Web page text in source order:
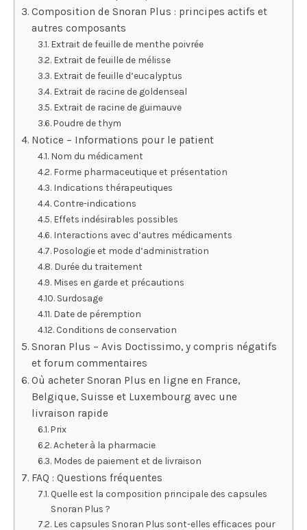
Composition de Snoran Plus : principes actifs et
autres composants
Extrait de feuille de menthe poivrée
Extrait de feuille de mélisse
Extrait de feuille d’eucalyptus
Extrait de racine de goldenseal
Extrait de racine de guimauve
Poudre de thym
Notice – Informations pour le patient
Nom du médicament
Forme pharmaceutique et présentation
Indications thérapeutiques
Contre-indications
Effets indésirables possibles
Interactions avec d’autres médicaments
Posologie et mode d’administration
Durée du traitement
Mises en garde et précautions
Surdosage
Date de péremption
Conditions de conservation
Snoran Plus – Avis Doctissimo, y compris négatifs
et forum commentaires
Où acheter Snoran Plus en ligne en France,
Belgique, Suisse et Luxembourg avec une
livraison rapide
Prix
Acheter à la pharmacie
Modes de paiement et de livraison
FAQ : Questions fréquentes
Quelle est la composition principale des capsules
Snoran Plus ?
Les capsules Snoran Plus sont-elles efficaces pour